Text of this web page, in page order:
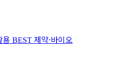
용 BEST 제약·바이오